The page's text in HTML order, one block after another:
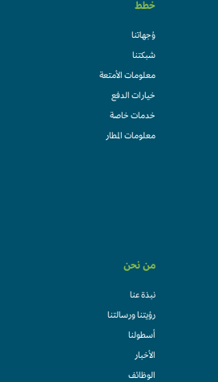
خطط
وُجهاتنا
شبكتنا
معلومات الأمتعة
خيارات الدفع
خدمات خاصة
معلومات المطار
من نحن
نبذة عنا
رؤيتنا ورسالتنا
أسطولنا
الأخبار
الوظائف